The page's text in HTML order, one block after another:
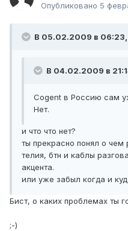
Опубликовано 5
В 05.02.2009 в 06:23,
В 04.02.2009 в
Cogent в Россию сам
Нет.
и что что нет?
ты прекрасно понял о чем
телия, бтн и каблы
акцента.
или уже забыл когда и
Бист, о каких проблемах ты
;-)